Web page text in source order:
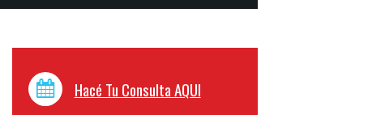
Hacé Tu Consulta AQUI